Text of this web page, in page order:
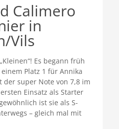
Calimero
in
Vils
Es begann früh
Platz 1 für Annika
super Note von 7,8 im
Einsatz als Starter
ist sie als S-
– gleich mal mit